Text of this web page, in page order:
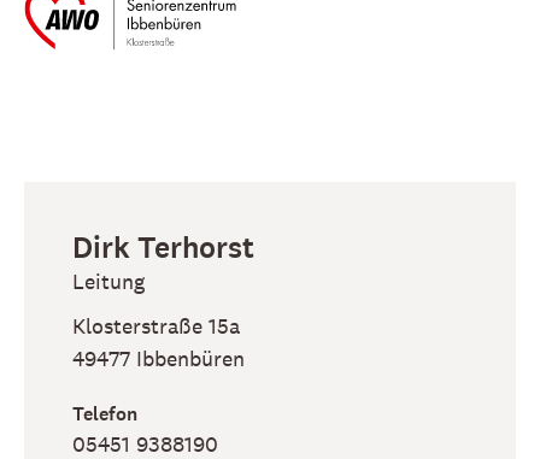
DirkTerhorst
Leitung
Klosterstraße 15a
49477 Ibbenbüren
Telefon
05451 9388190